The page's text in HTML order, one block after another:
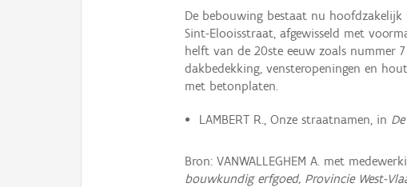
De bebouwing bestaat nu
Sint-Elooisstraat, afgewisseld met
helft van de 20ste eeuw zoals nummer
dakbedekking, vensteropeningen en
met betonplaten.
LAMBERT R., Onze straatnamen, in
Bron: VANWALLEGHEM A. met
bouwkundig erfgoed, Provincie West-